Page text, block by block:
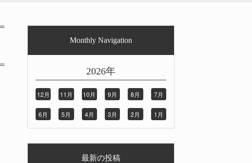
Monthly Navigation
2026年
12月 11月 10月 9月 8月 7月
6月 5月 4月 3月 2月 1月
最新の投稿